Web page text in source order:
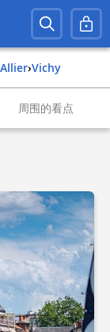
allier› vichy
周围的看点